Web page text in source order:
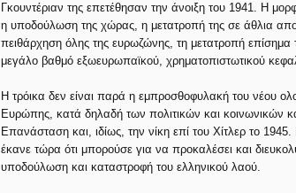
Γκουντέριαν της επετέθησαν την άνοιξη του 1941. Η
η υποδούλωση της χώρας, η μετατροπή της σε άθλια
πειθάρχηση όλης της ευρωζώνης, τη μετατροπή
μεγάλο βαθμό εξωευρωπαϊκού, χρηματοπιστωτικού
Η τρόικα δεν είναι παρά η εμπροσθοφυλακή του νέου
Ευρώπης, κατά δηλαδή των πολιτικών και κοινωνικών
Επανάσταση και, ιδίως, την νίκη επί του Χίτλερ το
έκανε τώρα ότι μπορούσε για να προκαλέσει και
υποδούλωση και καταστροφή του ελληνικού λαού.